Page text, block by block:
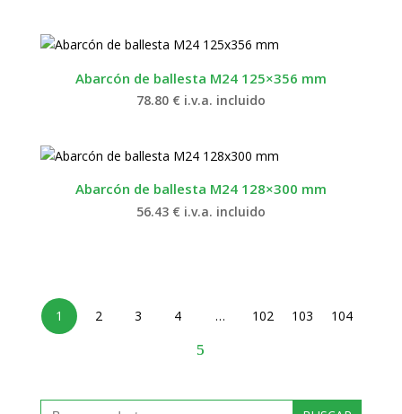
Abarcón de ballesta M24 125×356 mm
78.80 € i.v.a. incluido
Abarcón de ballesta M24 128×300 mm
56.43 € i.v.a. incluido
1 2 3 4 … 102 103 104
Buscar: